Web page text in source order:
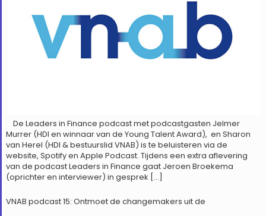
De Leaders in Finance podcast met podcastgasten Jelmer
Murrer (HDI en winnaar van de Young Talent Award), en Sharon
van Herel (HDI & bestuurslid VNAB) is te beluisteren via de
website, Spotify en Apple Podcast. Tijdens een extra aflevering
van de podcast Leaders in Finance gaat Jeroen Broekema
(oprichter en interviewer) in gesprek […]
VNAB podcast 15: Ontmoet de changemakers uit de